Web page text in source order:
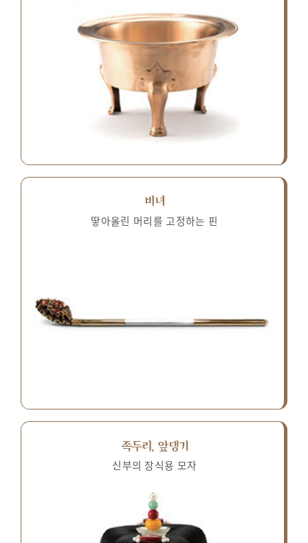
비녀
땋아올린 머리를 고정하는 핀
족두리, 앞댕기
신부의 장식용 모자